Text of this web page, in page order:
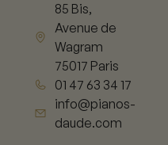
85 Bis,
Avenue de
Wagram
75017 Paris
01 47 63 34 17
info@pianos-
daude.com